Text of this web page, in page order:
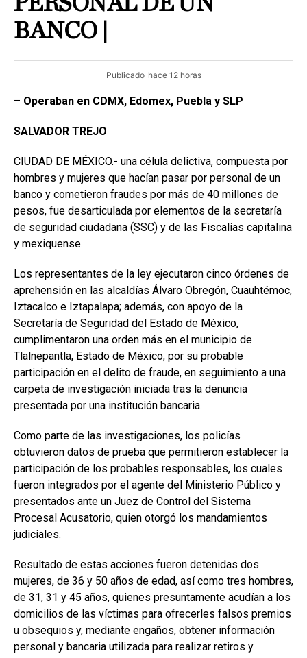
BANCO |
Publicado hace 12 horas
– Operaban en CDMX, Edomex, Puebla y SLP
SALVADOR TREJO
CIUDAD DE MÉXICO.- una célula delictiva, compuesta por
hombres y mujeres que hacían pasar por personal de un
banco y cometieron fraudes por más de 40 millones de
pesos, fue desarticulada por elementos de la secretaría
de seguridad ciudadana (SSC) y de las Fiscalías capitalina
y mexiquense.
Los representantes de la ley ejecutaron cinco órdenes de
aprehensión en las alcaldías Álvaro Obregón, Cuauhtémoc,
Iztacalco e Iztapalapa; además, con apoyo de la
Secretaría de Seguridad del Estado de México,
cumplimentaron una orden más en el municipio de
Tlalnepantla, Estado de México, por su probable
participación en el delito de fraude, en seguimiento a una
carpeta de investigación iniciada tras la denuncia
presentada por una institución bancaria.
Como parte de las investigaciones, los policías
obtuvieron datos de prueba que permitieron establecer la
participación de los probables responsables, los cuales
fueron integrados por el agente del Ministerio Público y
presentados ante un Juez de Control del Sistema
Procesal Acusatorio, quien otorgó los mandamientos
judiciales.
Resultado de estas acciones fueron detenidas dos
mujeres, de 36 y 50 años de edad, así como tres hombres,
de 31, 31 y 45 años, quienes presuntamente acudían a los
domicilios de las víctimas para ofrecerles falsos premios
u obsequios y, mediante engaños, obtener información
personal y bancaria utilizada para realizar retiros y